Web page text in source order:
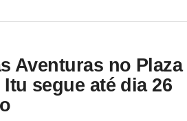
Aventuras no Plaza
segue até dia 26